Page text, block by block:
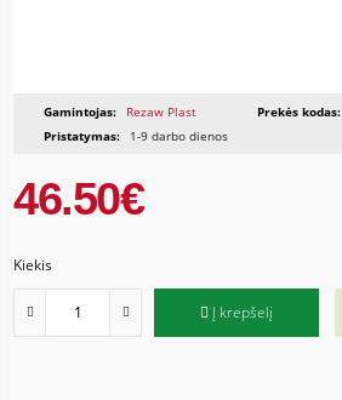
Gamintojas: Rezaw Plast Prekės kodas:
Pristatymas:
1-9 darbo dienos
46.50€
Kiekis
Į krepšelį